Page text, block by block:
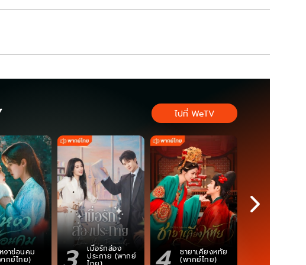
งาซ่อนคม
กย์ไทย)
เมื่อรักส่อง
ประกาย (พากย์ ชายาเคียงหทัย
(พากย์ไทย)
ไปที่ WeTV